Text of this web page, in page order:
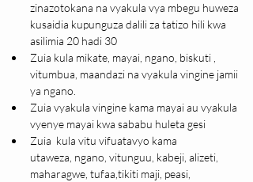
zinazotokana na vyakula vya mbegu huweza
kusaidia kupunguza dalili za tatizo hili kwa
asilimia 20 hadi 30
Zuia kula mikate, mayai, ngano, biskuti ,
vitumbua, maandazi na vyakula vingine jamii
ya ngano.
Zuia vyakula vingine kama mayai au vyakula
vyenye mayai kwa sababu huleta gesi
Zuia  kula vitu vifuatavyo kama
utaweza, ngano, vitunguu, kabeji, alizeti,
maharagwe, tufaa,tikiti maji, peasi,